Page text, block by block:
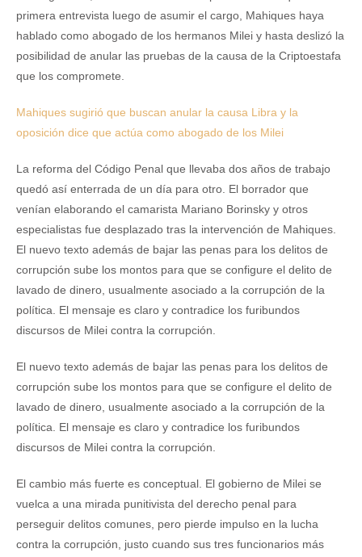
primera entrevista luego de asumir el cargo, Mahiques haya
hablado como abogado de los hermanos Milei y hasta deslizó la
posibilidad de anular las pruebas de la causa de la Criptoestafa
que los compromete.
Mahiques sugirió que buscan anular la causa Libra y la
oposición dice que actúa como abogado de los Milei
La reforma del Código Penal que llevaba dos años de trabajo
quedó así enterrada de un día para otro. El borrador que
venían elaborando el camarista Mariano Borinsky y otros
especialistas fue desplazado tras la intervención de Mahiques.
El nuevo texto además de bajar las penas para los delitos de
corrupción sube los montos para que se configure el delito de
lavado de dinero, usualmente asociado a la corrupción de la
política. El mensaje es claro y contradice los furibundos
discursos de Milei contra la corrupción.
El nuevo texto además de bajar las penas para los delitos de
corrupción sube los montos para que se configure el delito de
lavado de dinero, usualmente asociado a la corrupción de la
política. El mensaje es claro y contradice los furibundos
discursos de Milei contra la corrupción.
El cambio más fuerte es conceptual. El gobierno de Milei se
vuelca a una mirada punitivista del derecho penal para
perseguir delitos comunes, pero pierde impulso en la lucha
contra la corrupción, justo cuando sus tres funcionarios más